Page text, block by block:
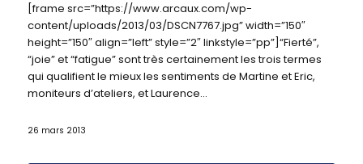
[frame src=”https://www.arcaux.com/wp-
content/uploads/2013/03/DSCN7767.jpg” width=”150″
height=”150″ align=”left” style=”2″ linkstyle=”pp”]“Fierté”,
“joie” et “fatigue” sont très certainement les trois termes
qui qualifient le mieux les sentiments de Martine et Eric,
moniteurs d’ateliers, et Laurence…
26 mars 2013